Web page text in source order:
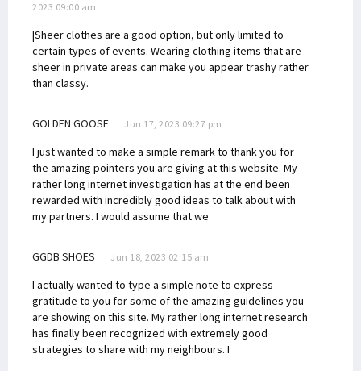
2023 09:00 am
|Sheer clothes are a good option, but only limited to
certain types of events. Wearing clothing items that are
sheer in private areas can make you appear trashy rather
than classy.
GOLDEN GOOSE Jun 17, 2023 09:27 pm
I just wanted to make a simple remark to thank you for
the amazing pointers you are giving at this website. My
rather long internet investigation has at the end been
rewarded with incredibly good ideas to talk about with
my partners. I would assume that we
GGDB SHOES Jun 18, 2023 02:15 am
I actually wanted to type a simple note to express
gratitude to you for some of the amazing guidelines you
are showing on this site. My rather long internet research
has finally been recognized with extremely good
strategies to share with my neighbours. I